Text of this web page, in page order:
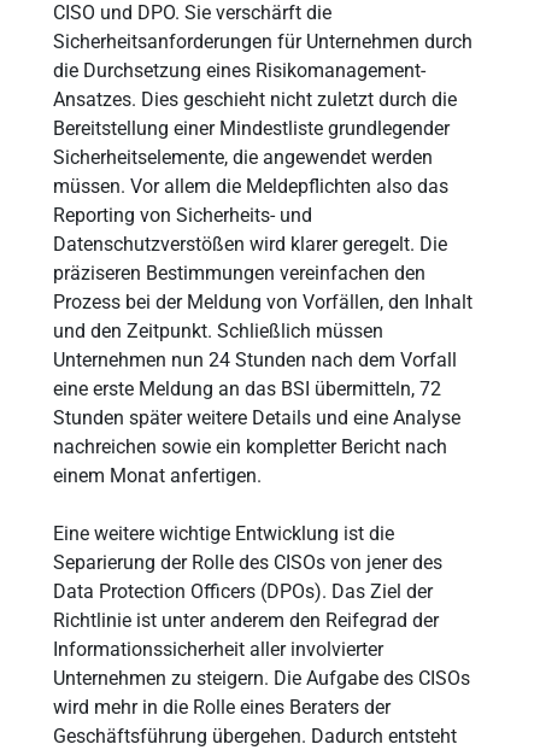
CISO und DPO. Sie verschärft die
Sicherheitsanforderungen für Unternehmen durch
die Durchsetzung eines Risikomanagement-
Ansatzes. Dies geschieht nicht zuletzt durch die
Bereitstellung einer Mindestliste grundlegender
Sicherheitselemente, die angewendet werden
müssen. Vor allem die Meldepflichten also das
Reporting von Sicherheits- und
Datenschutzverstößen wird klarer geregelt. Die
präziseren Bestimmungen vereinfachen den
Prozess bei der Meldung von Vorfällen, den Inhalt
und den Zeitpunkt. Schließlich müssen
Unternehmen nun 24 Stunden nach dem Vorfall
eine erste Meldung an das BSI übermitteln, 72
Stunden später weitere Details und eine Analyse
nachreichen sowie ein kompletter Bericht nach
einem Monat anfertigen.
Eine weitere wichtige Entwicklung ist die
Separierung der Rolle des CISOs von jener des
Data Protection Officers (DPOs). Das Ziel der
Richtlinie ist unter anderem den Reifegrad der
Informationssicherheit aller involvierter
Unternehmen zu steigern. Die Aufgabe des CISOs
wird mehr in die Rolle eines Beraters der
Geschäftsführung übergehen. Dadurch entsteht